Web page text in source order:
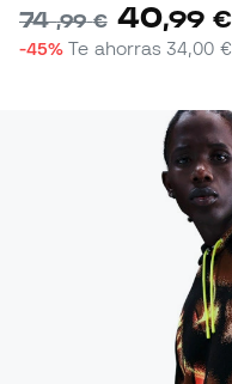
74,99 € 40,99 €
-45% Te ahorras34,00 €